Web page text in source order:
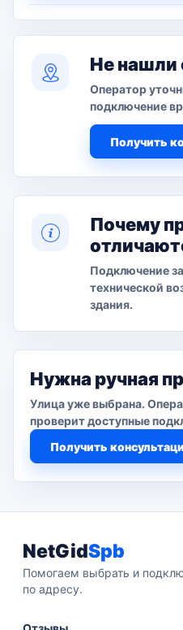
Не нашли
Оператор
подключение
Получить
Почему
Подключение
технической
здания.
Нужна ручная
Улица уже выбрана.
проверит доступные
Получить
NetGidSpb
Помогаем выбрать и
по адресу.